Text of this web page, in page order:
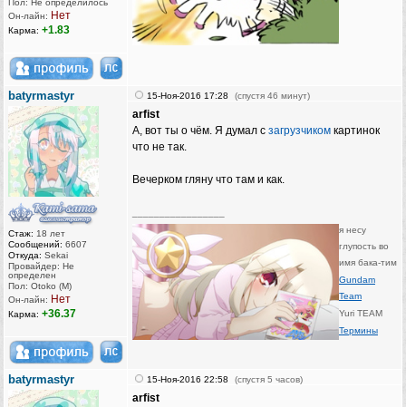
Пол: Не определилось
Он-лайн: Нет
Карма: +1.83
batyrmastyr
Стаж: 18 лет
Сообщений: 6607
Откуда: Sekai
Провайдер: Не
определен
Пол: Otoko (M)
Он-лайн: Нет
Карма: +36.37
15-Ноя-2016 17:28 (спустя 46 минут)
arfist
А, вот ты о чём. Я думал с загрузчиком картинок
что не так.
Вечерком гляну что там и как.
я несу
глупость во
имя бака-тим
Gundam
Team
Yuri TEAM
Термины
batyrmastyr 15-Ноя-2016 22:58 (спустя 5 часов)
arfist